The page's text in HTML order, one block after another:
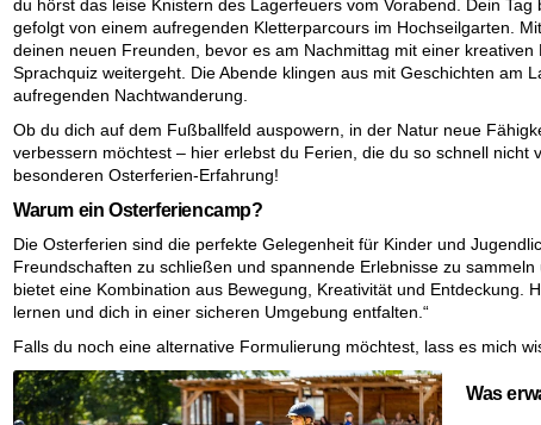
du hörst das leise Knistern des Lagerfeuers vom Vorabend. Dein
gefolgt von einem aufregenden Kletterparcours im Hochseilgarten.
deinen neuen Freunden, bevor es am Nachmittag mit einer
Sprachquiz weitergeht. Die Abende klingen aus mit Geschichten am
aufregenden Nachtwanderung.
Ob du dich auf dem Fußballfeld auspowern, in der Natur neue
verbessern möchtest – hier erlebst du Ferien, die du so schnell nicht
besonderen Osterferien-Erfahrung!
Warum ein Osterferiencamp?
Die Osterferien sind die perfekte Gelegenheit für Kinder und
Freundschaften zu schließen und spannende Erlebnisse zu
bietet eine Kombination aus Bewegung, Kreativität und Entdeckung.
lernen und dich in einer sicheren Umgebung entfalten.“
Falls du noch eine alternative Formulierung möchtest, lass es mich
Was